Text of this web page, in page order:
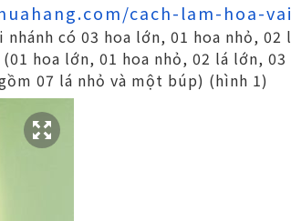
cach-lam-hoa-
nhánh có 03 hoa lớn, 01 hoa nhỏ,
(01 hoa lớn, 01 hoa nhỏ, 02 lá lớn,
07 lá nhỏ và một búp) (hình 1)